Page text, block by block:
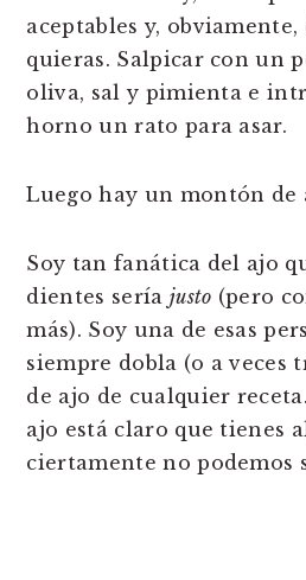
aceptables y,
quieras. Salpicar con un
oliva, sal y pimienta e
horno un rato para asar.
Luego hay un montón de
Soy tan fanática del ajo
dientes sería justo (pero
más). Soy una de esas
siempre dobla (o a veces
de ajo de cualquier
ajo está claro que tienes
ciertamente no podemos